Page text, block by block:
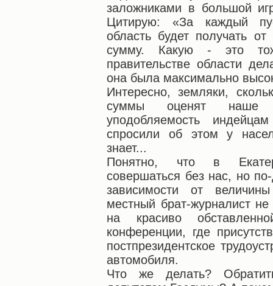
заложниками в большой
Цитирую: «За каждый
область будет получать
сумму. Какую - это
правительстве области
она была максимально
Интересно, земляки,
суммы оценят наше
уподобляемость
спросили об этом у
знает...
Понятно, что в
совершаться без нас, но
зависимости от
местный брат-журналист не
на красиво
конференции, где
постпрезидентское
автомобиля.
Что же делать?